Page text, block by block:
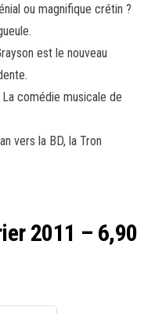
ou magnifique crétin ?
est le nouveau
La comédie musicale de
vers la BD, la Tron
2011 – 6,90